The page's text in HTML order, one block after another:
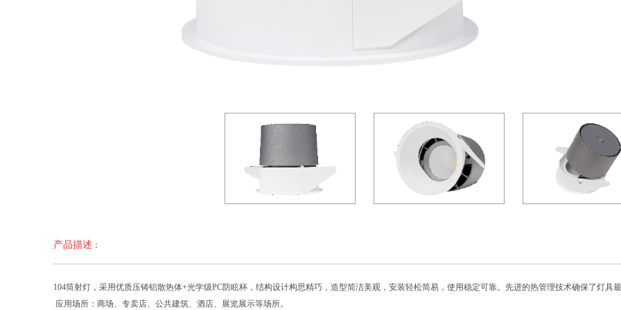
产品描述 ：
104筒射灯，采用优质压铸铝散热体+光学级PC防眩杯，结构设计构思精巧，造型简洁美观，安装轻松简易，使用稳定可靠。先进的热管理技术确保了灯具
应用场所：商场、专卖店、公共建筑、酒店、展览展示等场所。